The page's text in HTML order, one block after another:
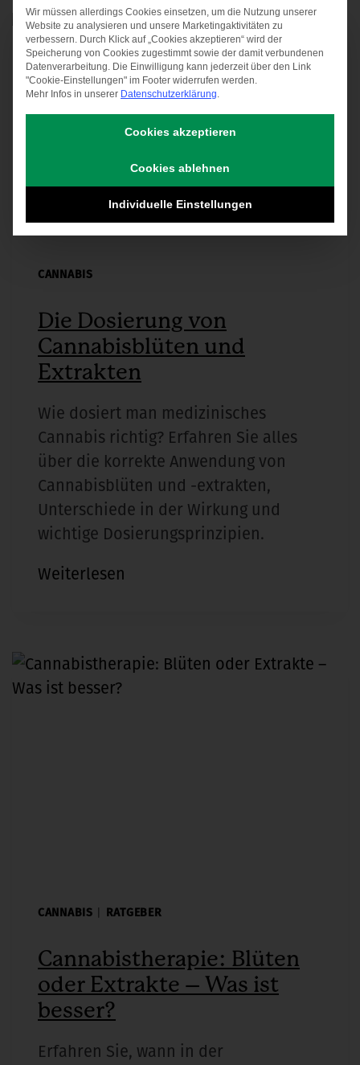
–
Was
Kassenpatienten
jetzt
wissen
müssen
CANNABIS
Die Dosierung von
Cannabisblüten und
Extrakten
Wie dosiert man medizinisches
Cannabis richtig? Erfahren Sie alles
über die korrekte Anwendung von
Cannabisblüten und -extrakten,
Unterschiede in der Wirkung und
wichtige Dosierungsprinzipien.
Weiterlesen
und
CANNABIS RATGEBER
Cannabistherapie: Blüten
oder Extrakte – Was ist
besser?
Erfahren Sie, wann in der
Datenschutz-
Wir müssen allerdings Cookies einsetzen, um die Nutzung unserer
Website zu analysieren und unsere Marketingaktivitäten zu
verbessern. Durch Klick auf „Cookies akzeptieren“ wird der
Speicherung von Cookies zugestimmt sowie der damit verbundenen
Datenverarbeitung. Die Einwilligung kann jederzeit über den Link
"Cookie-Einstellungen" im Footer widerrufen werden.
Mehr Infos in unserer Datenschutzerklärung.
Cookies akzeptieren
Cookies ablehnen
Individuelle Einstellungen